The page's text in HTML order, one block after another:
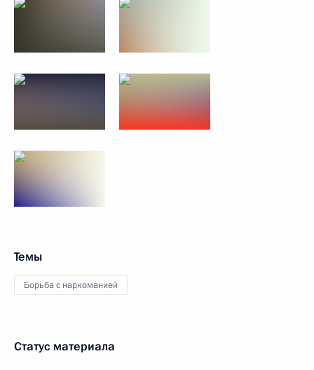
Темы
Борьба с наркоманией
Статус материала